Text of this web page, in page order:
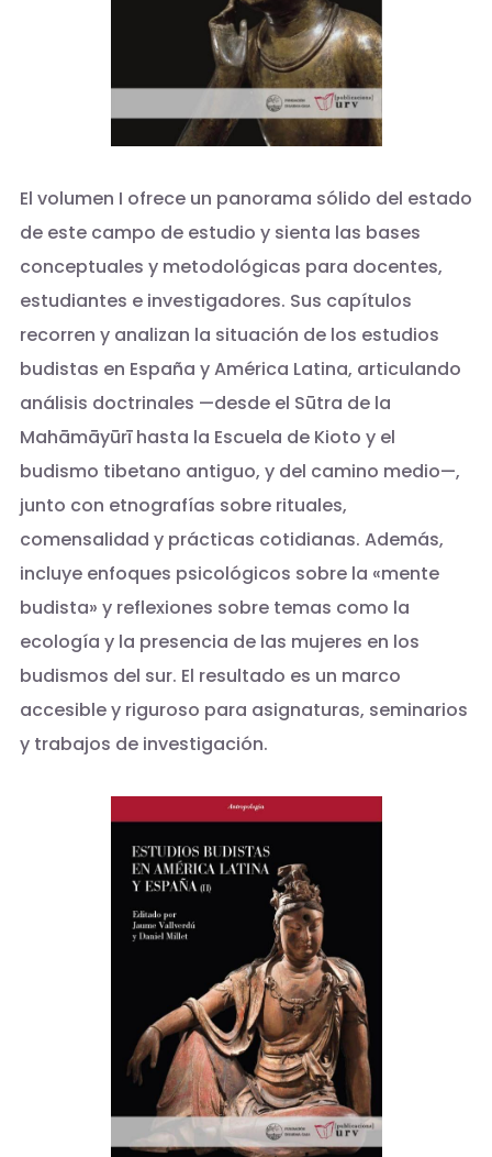
El volumen I ofrece un panorama sólido del estado
de este campo de estudio y sienta las bases
conceptuales y metodológicas para docentes,
estudiantes e investigadores. Sus capítulos
recorren y analizan la situación de los estudios
budistas en España y América Latina, articulando
análisis doctrinales —desde el Sūtra de la
Mahāmāyūrī hasta la Escuela de Kioto y el
budismo tibetano antiguo, y del camino medio—,
junto con etnografías sobre rituales,
comensalidad y prácticas cotidianas. Además,
incluye enfoques psicológicos sobre la «mente
budista» y reflexiones sobre temas como la
ecología y la presencia de las mujeres en los
budismos del sur. El resultado es un marco
accesible y riguroso para asignaturas, seminarios
y trabajos de investigación.